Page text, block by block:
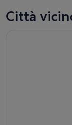
Città